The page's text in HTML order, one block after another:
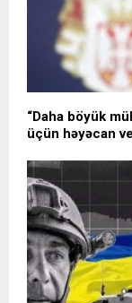
“Daha böyük
üçün həyəcan